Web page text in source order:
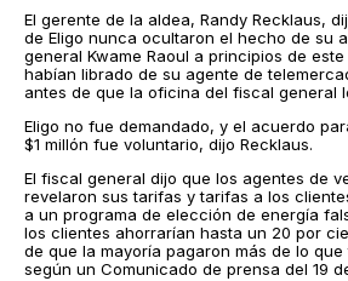
El gerente de la aldea, Randy Recklaus,
de Eligo nunca ocultaron el hecho de su
general Kwame Raoul a principios de
habían librado de su agente de
antes de que la oficina del fiscal general
Eligo no fue demandado, y el acuerdo
$1 millón fue voluntario, dijo Recklaus.
El fiscal general dijo que los agentes de
revelaron sus tarifas y tarifas a los
a un programa de elección de energía
los clientes ahorrarían hasta un 20 por
de que la mayoría pagaron más de lo que
según un Comunicado de prensa del 19